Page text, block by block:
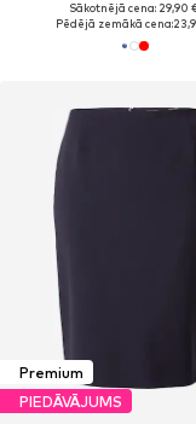
Sākotnējā cena: 29,90
Pēdējā zemākā cena:
Premium
PIEDĀVĀJUMS